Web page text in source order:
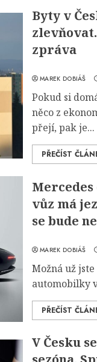
Byty v
zpráva
MAREK DOBIÁŠ
Pokud si
něco z
přejí, pak je...
PŘEČÍST
vůz má
se bude
MAREK DOBIÁŠ
Možná už
automobilky
PŘEČÍST
V Česku